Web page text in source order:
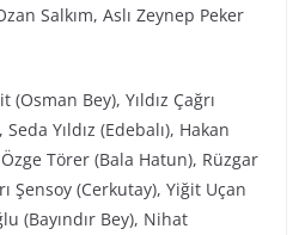
Salkım, Aslı Zeynep Peker
Bey), Yıldız Çağrı
Yıldız (Edebalı), Hakan
Törer (Bala Hatun), Rüzgar
Şensoy (Cerkutay), Yiğit Uçan
(Bayındır Bey), Nihat